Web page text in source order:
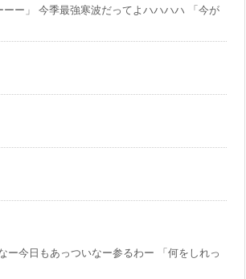
ーー」 今季最強寒波だってよハハハハ 「今が
ー今日もあっついなー参るわー 「何をしれっ